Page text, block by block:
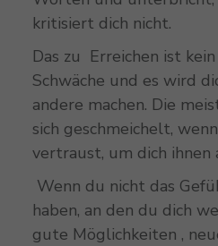
kritisiert dich nicht.
Das zu Erreichen ist
Schwäche und es wird
andere machen. Die
sich geschmeichelt,
vertraust, um dich ihnen
Wenn du nicht das
haben, an den du dich
gute Möglichkeiten ,